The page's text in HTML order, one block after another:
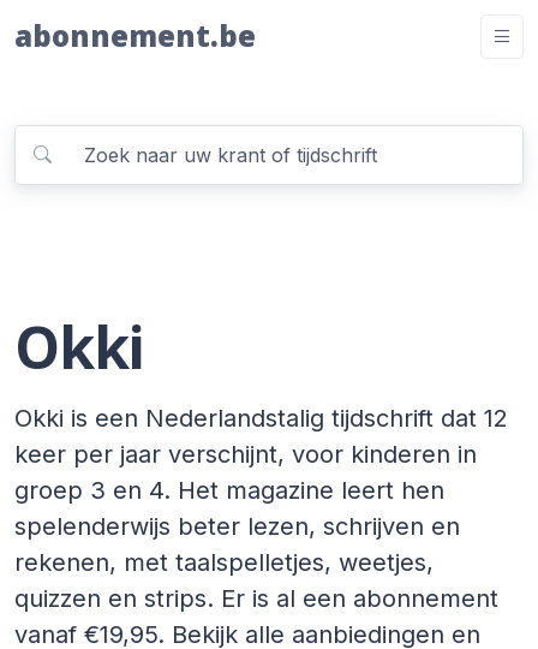
abonnement.be
Okki
Okki is een Nederlandstalig tijdschrift dat 12
keer per jaar verschijnt, voor kinderen in
groep 3 en 4. Het magazine leert hen
spelenderwijs beter lezen, schrijven en
rekenen, met taalspelletjes, weetjes,
quizzen en strips. Er is al een abonnement
vanaf €19,95. Bekijk alle aanbiedingen en